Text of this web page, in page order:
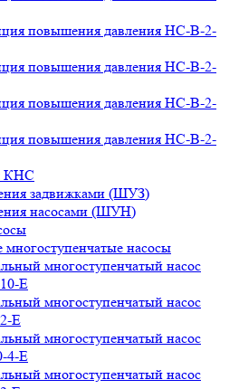
повышения давления НС-В-2-
повышения давления НС-В-2-
повышения давления НС-В-2-
повышения давления НС-В-2-
КНС
задвижками (ШУЗ)
насосами (ШУН)
многоступенчатые насосы
многоступенчатый насос
E
многоступенчатый насос
E
многоступенчатый насос
4-E
многоступенчатый насос